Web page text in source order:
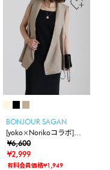
BONJOUR SAGAN
[yoko×Norikoコラボ]カ
シュクールシアーベスト
¥6,600
¥2,999
有料会員価格¥1,949